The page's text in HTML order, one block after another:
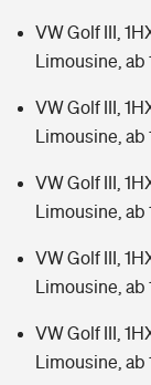
VW Golf III,
Limousine, ab
VW Golf III,
Limousine, ab
VW Golf III,
Limousine, ab
VW Golf III,
Limousine, ab
VW Golf III,
Limousine, ab